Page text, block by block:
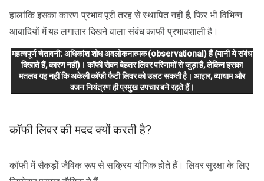
हालांकि इसका कारण-प्रभाव पूरी तरह से स्थापित नहीं है, फिर भी विभिन्न
आबादियों में यह लगातार दिखने वाला संबंध काफी प्रभावशाली है।
महत्वपूर्ण चेतावनी: अधिकांश शोध अवलोकनात्मक (observational) हैं (यानी ये संबंध
दिखाते हैं, कारण नहीं)। कॉफी सेवन बेहतर लिवर परिणामों से जुड़ा है, लेकिन इसका
मतलब यह नहीं कि अकेली कॉफी फैटी लिवर को उलट सकती है। आहार, व्यायाम और
वजन नियंत्रण ही प्रमुख उपचार बने रहते हैं।
कॉफी लिवर की मदद क्यों करती है?
कॉफी में सैकड़ों जैविक रूप से सक्रिय यौगिक होते हैं। लिवर सुरक्षा के लिए